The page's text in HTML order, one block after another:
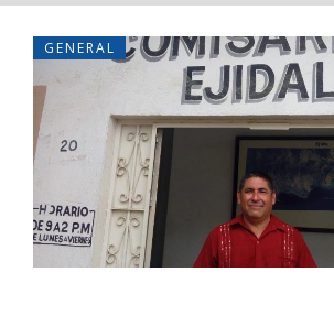
GENERAL